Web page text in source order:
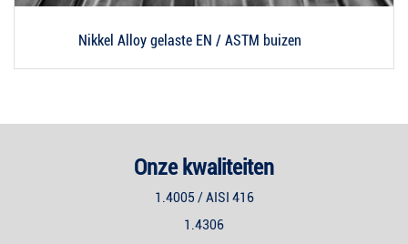
Nikkel Alloy gelaste EN / ASTM buizen
Onze kwaliteiten
1.4005 / AISI 416
1.4306